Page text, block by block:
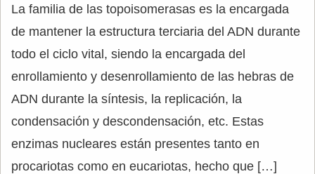
La familia de las topoisomerasas es la encargada
de mantener la estructura terciaria del ADN durante
todo el ciclo vital, siendo la encargada del
enrollamiento y desenrollamiento de las hebras de
ADN durante la síntesis, la replicación, la
condensación y descondensación, etc. Estas
enzimas nucleares están presentes tanto en
procariotas como en eucariotas, hecho que […]